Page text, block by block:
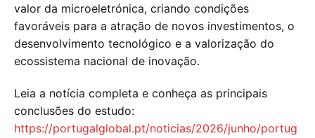
valor da microeletrónica, criando condições
favoráveis para a atração de novos investimentos, o
desenvolvimento tecnológico e a valorização do
ecossistema nacional de inovação.
Leia a notícia completa e conheça as principais
conclusões do estudo:
https://portugalglobal.pt/noticias/2026/junho/portug